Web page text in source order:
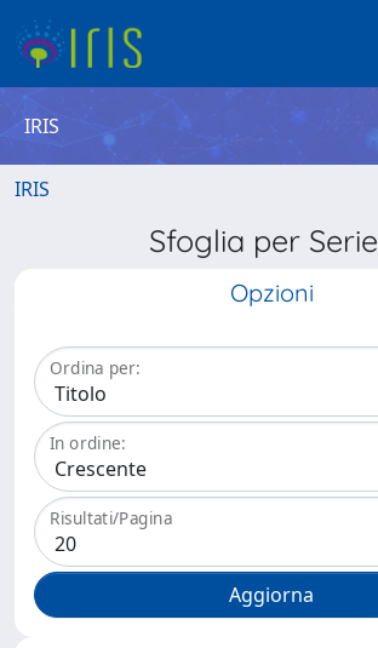
IRIS
IRIS
Sfoglia per Serie
Opzioni
Ordina per:
In ordine:
Risultati/Pagina